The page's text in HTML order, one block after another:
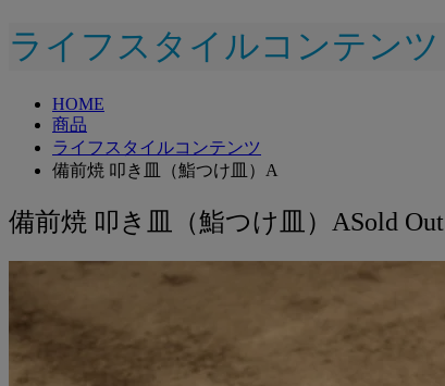
ライフスタイルコンテンツ
HOME
商品
ライフスタイルコンテンツ
備前焼 叩き皿（鮨つけ皿）A
備前焼 叩き皿（鮨つけ皿）ASold Out